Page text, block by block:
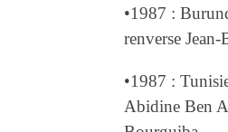
•1987 :
renverse Jean-
•1987 :
Abidine Ben